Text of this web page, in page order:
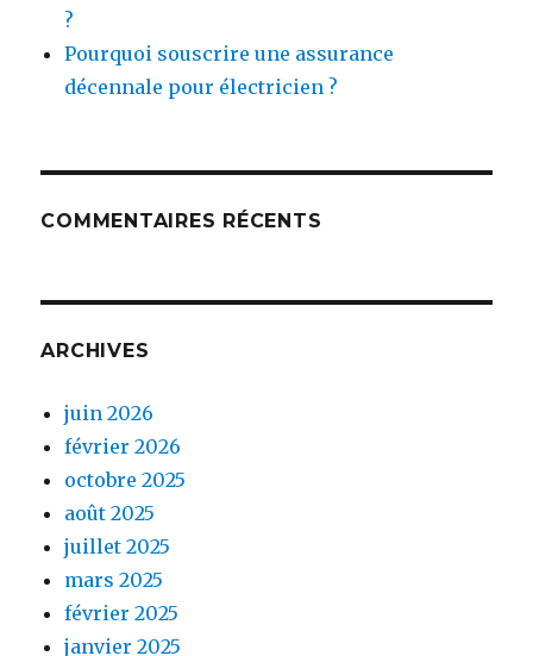
?
Pourquoi souscrire une assurance
décennale pour électricien ?
COMMENTAIRES RÉCENTS
ARCHIVES
juin 2026
février 2026
octobre 2025
août 2025
juillet 2025
mars 2025
février 2025
janvier 2025